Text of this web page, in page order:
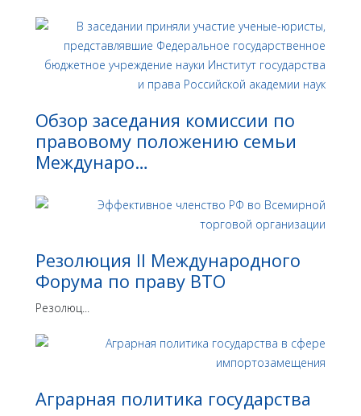
Обзор заседания комиссии по
правовому положению семьи
Междунаро…
Резолюция II Международного
Форума по праву ВТО
Резолюц...
Аграрная политика государства